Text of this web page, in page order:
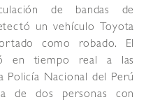
de bandas de
un vehículo Toyota
como robado. El
en tiempo real a las
Policía Nacional del Perú
de dos personas con